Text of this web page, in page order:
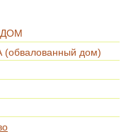
ДОМ
(обвалованный дом)